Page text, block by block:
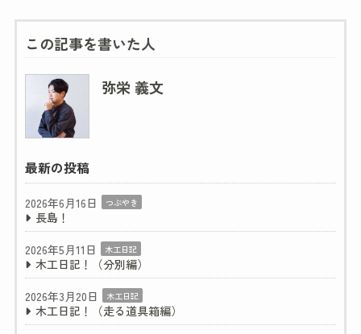
この記事を書いた人
弥栄 義文
最新の投稿
2026年6月16日 つぶやき
長島！
2026年5月11日
木工日記
木工日記！（分別編）
2026年3月20日
木工日記
木工日記！（走る道具箱編）